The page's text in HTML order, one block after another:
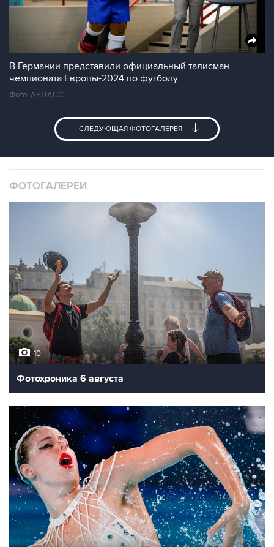
В Германии представили официальный талисман
чемпионата Европы-2024 по футболу
Фото: АР/ТАСС
СЛЕДУЮЩАЯ ФОТОГАЛЕРЕЯ
ФОТОГАЛЕРЕИ
10
Фотохроника 6 августа